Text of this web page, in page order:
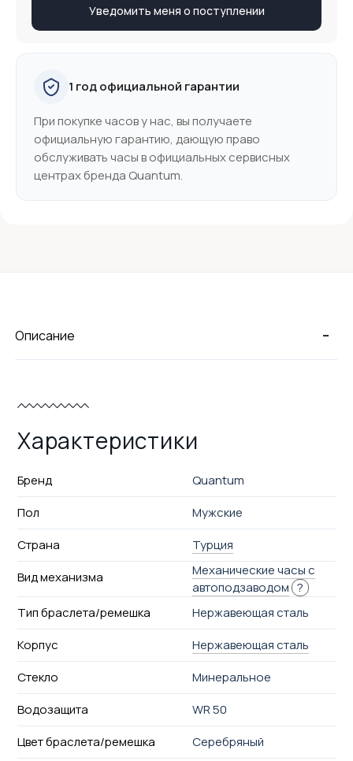
Уведомить меня о поступлении
1 год официальной гарантии
При покупке часов у нас, вы получаете
официальную гарантию, дающую право
обслуживать часы в официальных сервисных
центрах бренда Quantum.
-
Описание
Характеристики
Бренд
Quantum
Пол
Мужские
Страна
Турция
Вид механизма
Механические часы с
автоподзаводом ?
Тип браслета/ремешка
Нержавеющая сталь
Корпус
Нержавеющая сталь
Стекло
Минеральное
Водозащита
WR 50
Цвет браслета/ремешка
Серебряный